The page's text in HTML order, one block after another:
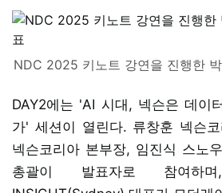
NDC 2025 키노트 강연을 진행한
DAY2에는 'AI 시대, 넥슨은 데이
가' 세션이 열린다. 류창훈 넥슨
넥슨코리아 본부장, 임진식 스노
총괄이 발표자로 참여하